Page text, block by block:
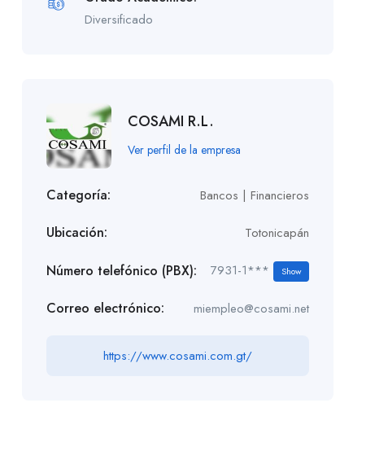
Diversificado
COSAMI R.L.
Ver perfil de la empresa
Categoría: Bancos | Financieros
Ubicación: Totonicapán
Número telefónico (PBX): 7931-1*** Show
Correo electrónico: miempleo@cosami.net
https://www.cosami.com.gt/